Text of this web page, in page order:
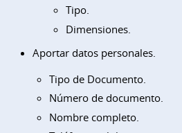
Tipo.
Dimensiones.
Aportar datos personales.
Tipo de Documento.
Número de documento.
Nombre completo.